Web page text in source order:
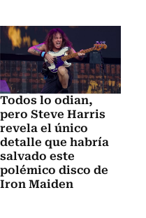
Todos lo odian,
pero Steve Harris
revela el único
detalle que habría
salvado este
polémico disco de
Iron Maiden